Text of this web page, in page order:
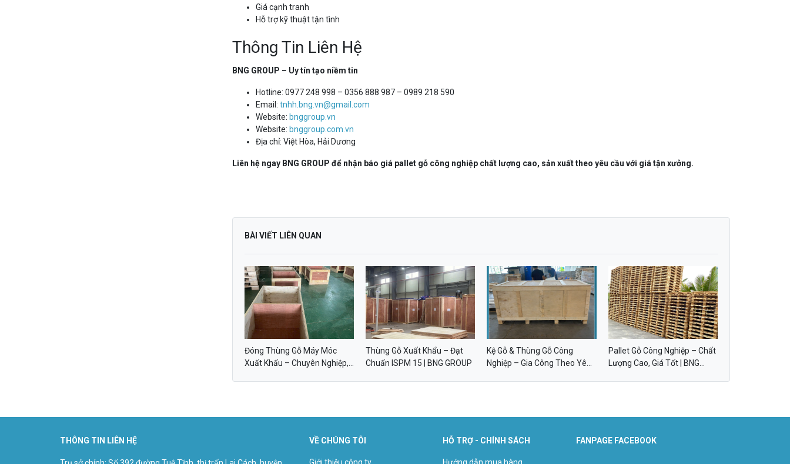
Giá cạnh tranh
Hỗ trợ kỹ thuật tận tình
Thông Tin Liên Hệ
BNG GROUP – Uy tín tạo niềm tin
Hotline: 0977 248 998 – 0356 888 987 – 0989 218 590
Email: tnhh.bng.vn@gmail.com
Website: bnggroup.vn
Website: bnggroup.com.vn
Địa chỉ: Việt Hòa, Hải Dương
Liên hệ ngay BNG GROUP để nhận báo giá pallet gỗ công nghiệp chất lượng cao, sản xuất theo yêu cầu với giá tận xưởng.
BÀI VIẾT LIÊN QUAN
Đóng Thùng Gỗ Máy Móc
Xuất Khẩu – Chuyên Nghiệp,
Thùng Gỗ Xuất Khẩu – Đạt
Chuẩn ISPM 15 | BNG GROUP
Kệ Gỗ & Thùng Gỗ Công
Nghiệp – Gia Công Theo Yêu
Pallet Gỗ Công Nghiệp – Chất
Lượng Cao, Giá Tốt | BNG
THÔNG TIN LIÊN HỆ VỀ CHÚNG TÔI HỖ TRỢ - CHÍNH SÁCH FANPAGE FACEBOOK